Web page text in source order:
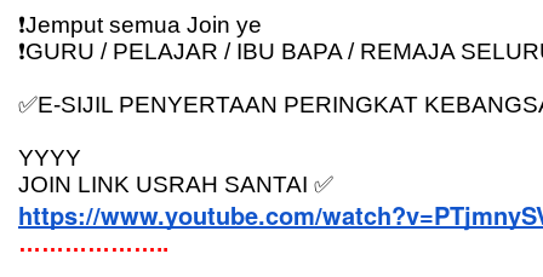
❗️Jemput semua Join ye
❗️GURU / PELAJAR / IBU BAPA / REMAJA
✅E-SIJIL PENYERTAAN PERINGKAT
YYYY
JOIN LINK USRAH SANTAI ✅
https://www.youtube.com/
………………..